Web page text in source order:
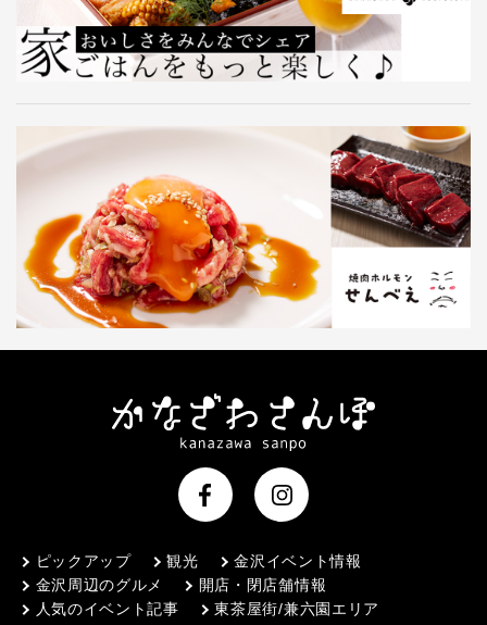
ピックアップ 観光
金沢イベント情報
金沢周辺のグルメ
開店・閉店舗情報
人気のイベント記事
東茶屋街/兼六園エリア